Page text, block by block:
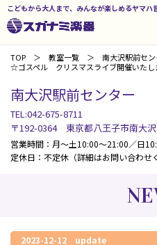
こどもから大人まで、みんなが楽しめるヤマハ
TOP 教室一覧 南大沢駅前セン
☆ゴスペル クリスマスライブ開催いた
南大沢駅前センター
TEL:042-675-8711
〒192-0364 東京都八王子市南大
営業時間：月～土10:00～21:00／日
定休日：不定休（詳細はお問い合わせ
2023-12-12 update